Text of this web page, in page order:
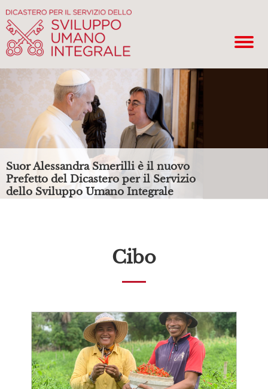
Suor Alessandra Smerilli è il nuovo
Prefetto del Dicastero per il Servizio
dello Sviluppo Umano Integrale
Cibo